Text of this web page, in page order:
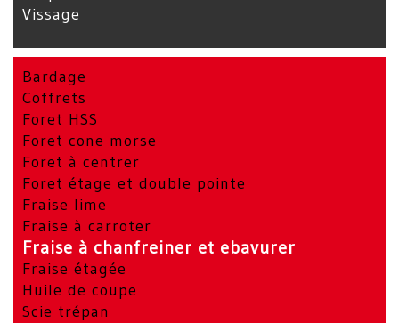
Vissage
Bardage
Coffrets
Foret HSS
Foret cone morse
Foret à centrer
Foret étage et double pointe
Fraise lime
Fraise à carroter
Fraise à chanfreiner et ebavurer
Fraise étagée
Huile de coupe
Scie trépan